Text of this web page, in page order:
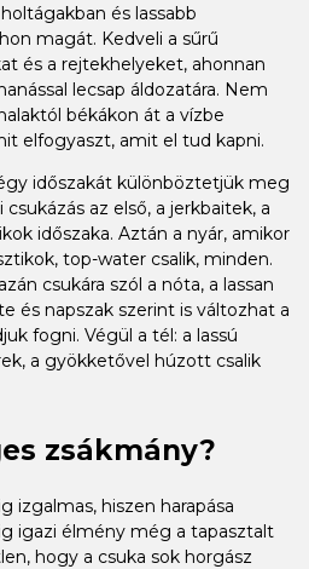
és lassabb
magát. Kedveli a sűrű
és a rejtekhelyeket, ahonnan
lecsap áldozatára. Nem
békákon át a vízbe
elfogyaszt, amit el tud kapni.
időszakát különböztetjük meg
az első, a jerkbaitek, a
időszaka. Aztán a nyár, amikor
top-water csalik, minden.
csukára szól a nóta, a lassan
és napszak szerint is változhat a
fogni. Végül a tél: a lassú
a gyökketővel húzott csalik
zsákmány?
izgalmas, hiszen harapása
igazi élmény még a tapasztalt
hogy a csuka sok horgász